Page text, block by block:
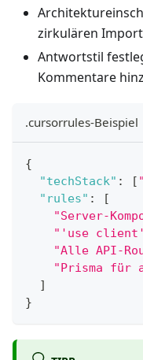
zirkulären
Antwortstil
Kommentare
.cursorrules-Beispiel
{
"techStack" : [
"rules" :
[
"Server-
"'use client'
"Alle API-
"Prisma für
]
}